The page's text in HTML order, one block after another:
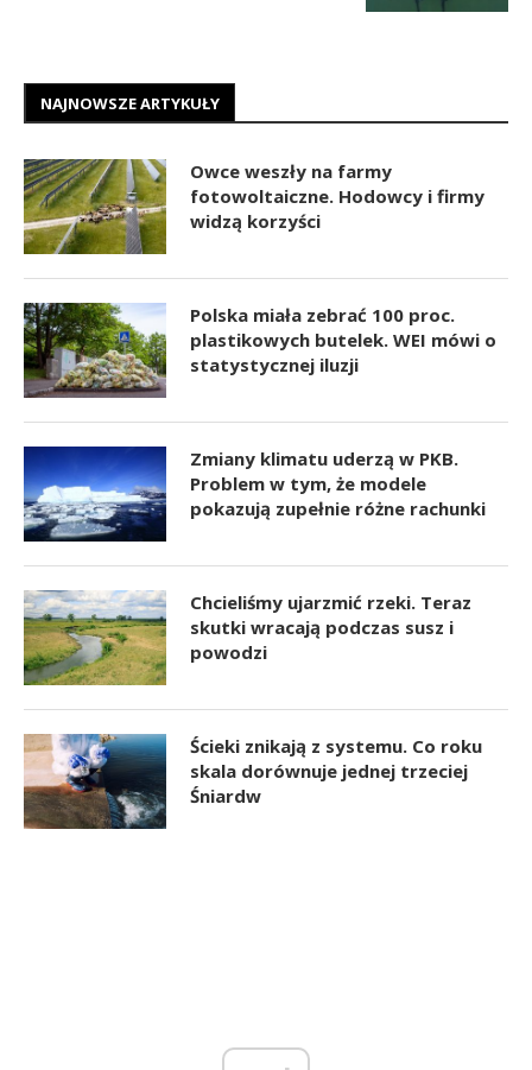
NAJNOWSZE ARTYKUŁY
Owce weszły na farmy
fotowoltaiczne. Hodowcy i firmy
widzą korzyści
Polska miała zebrać 100 proc.
plastikowych butelek. WEI mówi o
statystycznej iluzji
Zmiany klimatu uderzą w PKB.
Problem w tym, że modele
pokazują zupełnie różne rachunki
Chcieliśmy ujarzmić rzeki. Teraz
skutki wracają podczas susz i
powodzi
Ścieki znikają z systemu. Co roku
skala dorównuje jednej trzeciej
Śniardw